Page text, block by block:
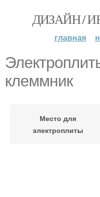
ДИЗАЙН /
главная
клеммник
Место для
электроплиты